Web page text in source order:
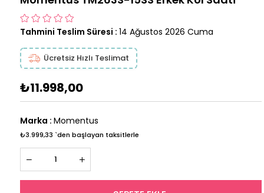
Tahmini Teslim Süresi : 14 Ağustos 2026 Cuma
Ücretsiz Hızlı Teslimat
₺11.998,00
Marka : Momentus
₺3.999,33 `den başlayan taksitlerle